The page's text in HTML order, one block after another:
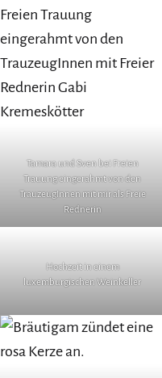
Tamara und Sven bei Freien
Trauung eingerahmt von den
TrauzeugInnen mit mir als Freie
Rednerin
Hochzeit in einem
luxemburgischen Weinkeller